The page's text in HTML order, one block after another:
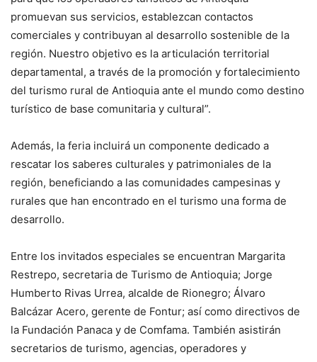
promuevan sus servicios, establezcan contactos
comerciales y contribuyan al desarrollo sostenible de la
región. Nuestro objetivo es la articulación territorial
departamental, a través de la promoción y fortalecimiento
del turismo rural de Antioquia ante el mundo como destino
turístico de base comunitaria y cultural”.
Además, la feria incluirá un componente dedicado a
rescatar los saberes culturales y patrimoniales de la
región, beneficiando a las comunidades campesinas y
rurales que han encontrado en el turismo una forma de
desarrollo.
Entre los invitados especiales se encuentran Margarita
Restrepo, secretaria de Turismo de Antioquia; Jorge
Humberto Rivas Urrea, alcalde de Rionegro; Álvaro
Balcázar Acero, gerente de Fontur; así como directivos de
la Fundación Panaca y de Comfama. También asistirán
secretarios de turismo, agencias, operadores y